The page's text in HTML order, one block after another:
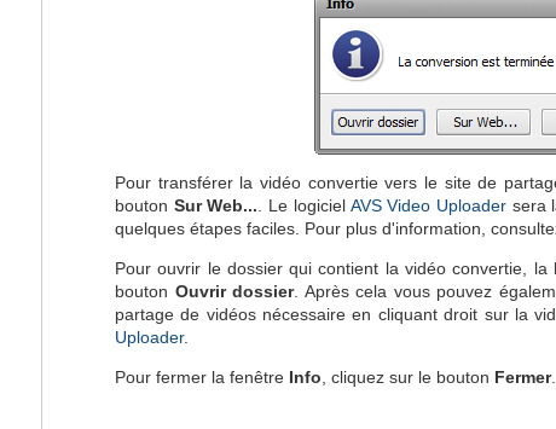
Pour transférer la vidéo convertie vers le site de
bouton Sur Web... . Le logiciel AVS Video Uploader sera
quelques étapes faciles. Pour plus d'information,
Pour ouvrir le dossier qui contient la vidéo convertie,
bouton Ouvrir dossier. Après cela vous pouvez
partage de vidéos nécessaire en cliquant droit sur la
Uploader.
Pour fermer la fenêtre Info , cliquez sur le bouton Fermer.